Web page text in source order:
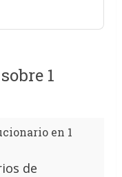
1
en 1
de